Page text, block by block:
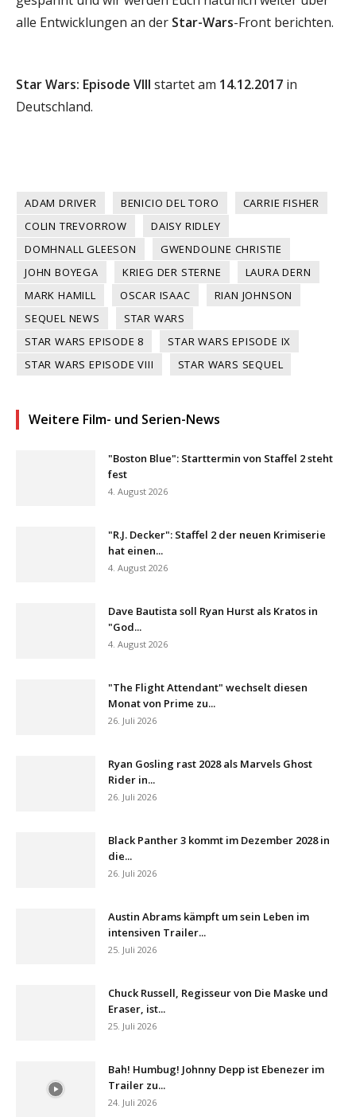
alle Entwicklungen an der Star-Wars-Front berichten.
Star Wars: Episode VIII startet am 14.12.2017 in
Deutschland.
ADAM DRIVER BENICIO DEL TORO
CARRIE FISHER
COLIN TREVORROW
DAISY RIDLEY
DOMHNALL GLEESON
GWENDOLINE CHRISTIE
JOHN BOYEGA
KRIEG DER STERNE
LAURA DERN
MARK HAMILL
OSCAR ISAAC
RIAN JOHNSON
SEQUEL NEWS
STAR WARS
STAR WARS EPISODE 8
STAR WARS EPISODE IX
STAR WARS EPISODE VIII
STAR WARS SEQUEL
Weitere Film- und Serien-News
"Boston Blue": Starttermin von Staffel 2 steht
fest
4. August 2026
"R.J. Decker": Staffel 2 der neuen Krimiserie
hat einen...
4. August 2026
Dave Bautista soll Ryan Hurst als Kratos in
"God...
4. August 2026
"The Flight Attendant" wechselt diesen
Monat von Prime zu...
26. Juli 2026
Ryan Gosling rast 2028 als Marvels Ghost
Rider in...
26. Juli 2026
Black Panther 3 kommt im Dezember 2028 in
die...
26. Juli 2026
Austin Abrams kämpft um sein Leben im
intensiven Trailer...
25. Juli 2026
Chuck Russell, Regisseur von Die Maske und
Eraser, ist...
25. Juli 2026
Bah! Humbug! Johnny Depp ist Ebenezer im
Trailer zu...
24. Juli 2026